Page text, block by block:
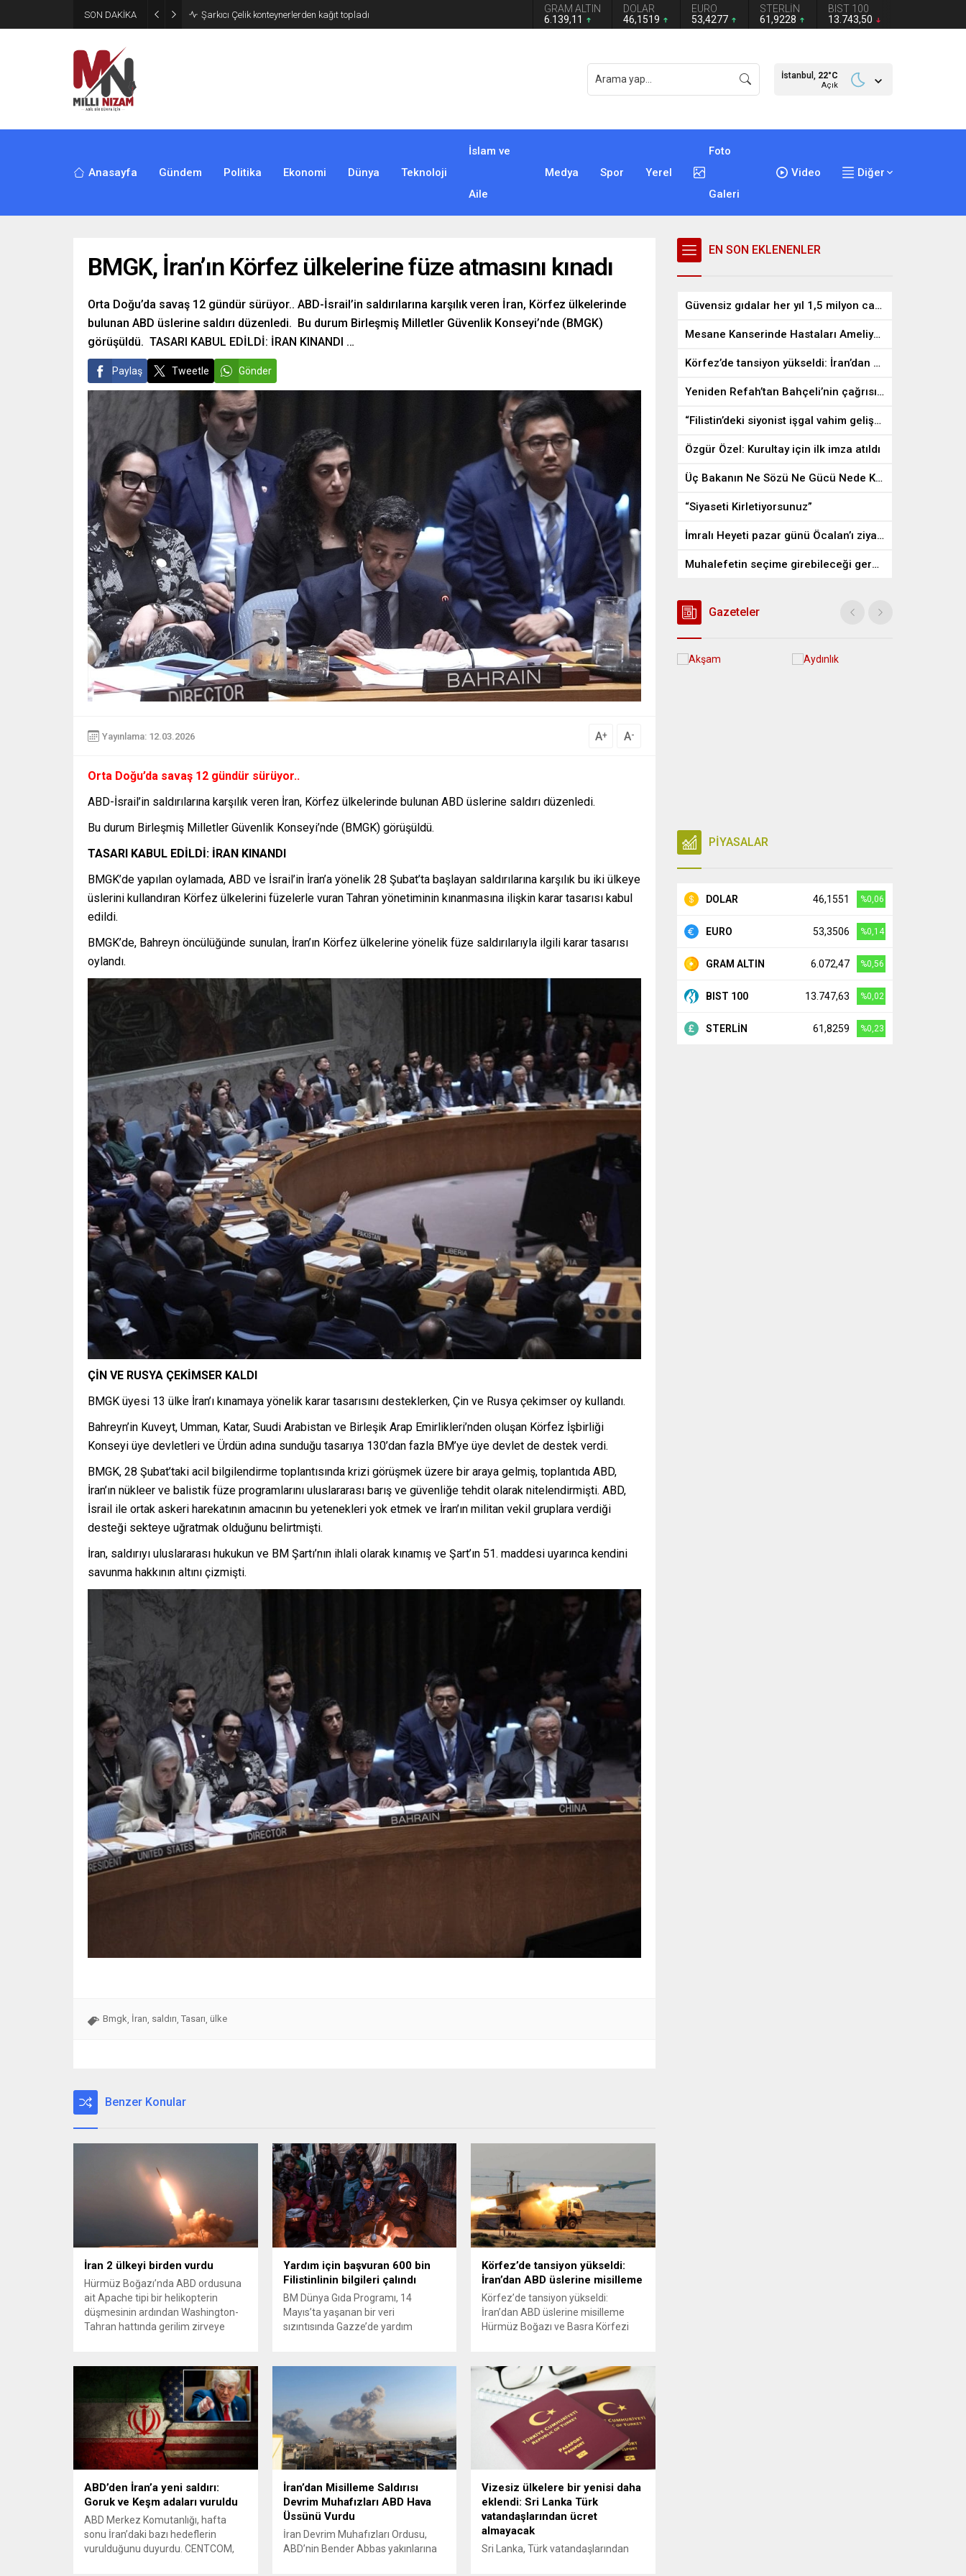
SON DAKİKA İran 2 ülkeyi birden vurdu
GRAM ALTIN
6.139,11
DOLAR
46,1519
EURO
53,4277
STERLİN
61,9228
BIST 100
13.743,50
İstanbul, 22°C
Açık
Anasayfa Gündem Politika Ekonomi Dünya Teknoloji
İslam ve
Aile
Medya Spor Yerel
Foto
Galeri
Video Diğer
BMGK, İran’ın Körfez ülkelerine füze atmasını kınadı
Orta Doğu’da savaş 12 gündür sürüyor.. ABD-İsrail’in saldırılarına karşılık veren İran, Körfez ülkelerinde
bulunan ABD üslerine saldırı düzenledi. Bu durum Birleşmiş Milletler Güvenlik Konseyi’nde (BMGK)
görüşüldü. TASARI KABUL EDİLDİ: İRAN KINANDI …
Paylaş Tweetle Gönder
Yayınlama: 12.03.2026 A+ A-
Orta Doğu’da savaş 12 gündür sürüyor..
ABD-İsrail’in saldırılarına karşılık veren İran, Körfez ülkelerinde bulunan ABD üslerine saldırı düzenledi.
Bu durum Birleşmiş Milletler Güvenlik Konseyi’nde (BMGK) görüşüldü.
TASARI KABUL EDİLDİ: İRAN KINANDI
BMGK’de yapılan oylamada, ABD ve İsrail’in İran’a yönelik 28 Şubat’ta başlayan saldırılarına karşılık bu iki ülkeye
üslerini kullandıran Körfez ülkelerini füzelerle vuran Tahran yönetiminin kınanmasına ilişkin karar tasarısı kabul
edildi.
BMGK’de, Bahreyn öncülüğünde sunulan, İran’ın Körfez ülkelerine yönelik füze saldırılarıyla ilgili karar tasarısı
oylandı.
ÇİN VE RUSYA ÇEKİMSER KALDI
BMGK üyesi 13 ülke İran’ı kınamaya yönelik karar tasarısını desteklerken, Çin ve Rusya çekimser oy kullandı.
Bahreyn’in Kuveyt, Umman, Katar, Suudi Arabistan ve Birleşik Arap Emirlikleri’nden oluşan Körfez İşbirliği
Konseyi üye devletleri ve Ürdün adına sunduğu tasarıya 130’dan fazla BM’ye üye devlet de destek verdi.
BMGK, 28 Şubat’taki acil bilgilendirme toplantısında krizi görüşmek üzere bir araya gelmiş, toplantıda ABD,
İran’ın nükleer ve balistik füze programlarını uluslararası barış ve güvenliğe tehdit olarak nitelendirmişti. ABD,
İsrail ile ortak askeri harekatının amacının bu yetenekleri yok etmek ve İran’ın militan vekil gruplara verdiği
desteği sekteye uğratmak olduğunu belirtmişti.
İran, saldırıyı uluslararası hukukun ve BM Şartı’nın ihlali olarak kınamış ve Şart’ın 51. maddesi uyarınca kendini
savunma hakkının altını çizmişti.
Bmgk, İran, saldırı, Tasarı, ülke
Benzer Konular
İran 2 ülkeyi birden vurdu
Hürmüz Boğazı’nda ABD ordusuna
ait Apache tipi bir helikopterin
düşmesinin ardından Washington-
Tahran hattında gerilim zirveye
savunma sistemleri ve radarları
vurmasına, İran Devrim Muhafızları
Bahreyn ve Ürdün’deki Amerikan
askeri üslerini hedef alarak sert
karşılık verdi. Tahran, yeni bir ABD
saldırısına anında yanıt verileceğini
duyurdu....
Yardım için başvuran 600 bin
Filistinlinin bilgileri çalındı
BM Dünya Gıda Programı, 14
Mayıs’ta yaşanan bir veri
sızıntısında Gazze’de yardım
bilgilerin ele geçirildiğini doğruladı.
Sorumlusu henüz bulunamayan
siber saldırıda, yardım almak için
kayıt yaptıran Filistinlilerin kişisel
verilerinin çalındığı bildirildi.
Sızıntıdan yalnızca iki gün önce
bağımsız bir uzman,...
Körfez’de tansiyon yükseldi:
İran’dan ABD üslerine misilleme
Körfez’de tansiyon yükseldi:
İran’dan ABD üslerine misilleme
Hürmüz Boğazı ve Basra Körfezi
Adası’na düzenlediği hava
saldırısına misilleme yapan İran
Devrim Muhafızları Ordusu, Kuveyt
ve Bahreyn’de Amerikan
askerlerinin konuşlu olduğu stratejik
üsleri ve ABD 5. Filo Karargâhı’nu
füze ve kamikaze insansız hava...
ABD’den İran’a yeni saldırı:
Goruk ve Keşm adaları vuruldu
ABD Merkez Komutanlığı, hafta
sonu İran’daki bazı hedeflerin
vurulduğunu duyurdu. CENTCOM,
İran’dan Misilleme Saldırısı
Devrim Muhafızları ABD Hava
Üssünü Vurdu
İran Devrim Muhafızları Ordusu,
ABD’nin Bender Abbas yakınlarına
Vizesiz ülkelere bir yenisi daha
eklendi: Sri Lanka Türk
vatandaşlarından ücret
almayacak
Sri Lanka, Türk vatandaşlarından
EN SON EKLENENLER
Güvensiz gıdalar her yıl 1,5 milyon can alıyor
Mesane Kanserinde Hastaları Ameliyattan Kurtaran İlaç
Körfez’de tansiyon yükseldi: İran’dan ABD üslerine misilleme
Yeniden Refah’tan Bahçeli’nin çağrısına destek
“Filistin’deki siyonist işgal vahim gelişmelere gebe”
Özgür Özel: Kurultay için ilk imza atıldı
Üç Bakanın Ne Sözü Ne Gücü Nede Kudreti Yetmedi
“Siyaseti Kirletiyorsunuz”
İmralı Heyeti pazar günü Öcalan’ı ziyaret edecek
Muhalefetin seçime girebileceği gerçek bir alan kalmayabilir
Gazeteler
PİYASALAR
DOLAR 46,1551 %0,06
EURO 53,3506 %0,14
GRAM ALTIN 6.072,47 %0,56
BIST 100 13.747,63 %0,02
STERLİN 61,8259 %0,23